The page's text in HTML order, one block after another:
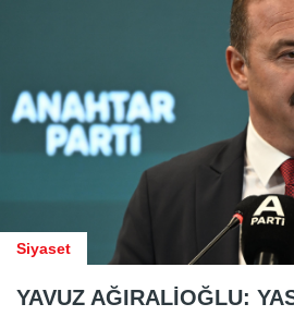
Siyaset
YAVUZ AĞIRALİOĞLU: